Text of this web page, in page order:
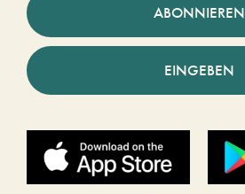
ABONNIEREN
EINGEBEN